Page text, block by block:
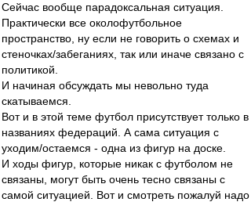
Сейчас вообще парадоксальная ситуация.
Практически все околофутбольное
пространство, ну если не говорить о схемах и
стеночках/забеганиях, так или иначе связано с
политикой.
И начиная обсуждать мы невольно туда
скатываемся.
Вот и в этой теме футбол присутствует только в
названиях федераций. А сама ситуация с
уходим/остаемся - одна из фигур на доске.
И ходы фигур, которые никак с футболом не
связаны, могут быть очень тесно связаны с
самой ситуацией. Вот и смотреть пожалуй надо